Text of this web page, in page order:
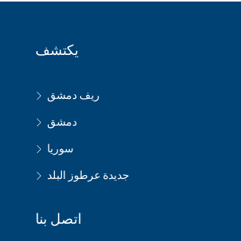
يكتشف
ريف دمشق
دمشق
سوريا
جديدة عرطوز البلد
اتصل بنا